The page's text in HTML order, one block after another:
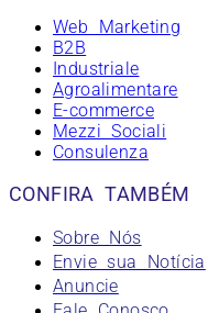
Web Marketing
B2B
Industriale
Agroalimentare
E-commerce
Mezzi Sociali
Consulenza
CONFIRA TAMBÉM
Sobre Nós
Envie sua Notícia
Anuncie